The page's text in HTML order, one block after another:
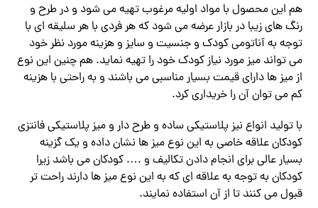
هم این محصول با مواد اولیه مرغوب تهیه می شود و در طرح و
رنگ های زیبا در بازار عرضه می شود که هر فردی با هر سلیقه ای با
توجه به آناتومی کودک و جنسیت و سایز و هزینه مورد نظر خود
می تواند میز مورد نیاز کودک خود را تهیه نماید. هم چنین این نوع
از میز ها دارای قیمت بسیار مناسبی می باشند و به راحتی با هزینه
کم می توان آن را خریداری کرد.
با تولید انواع نیز پلاستیکی ساده و طرح دار و میز پلاستیکی فانتزی
کودکان علاقه خاصی به این نوع میز ها نشان داده و یک گزینه
بسیار عالی برای انجام دادن تکالیف و …. کودکان می باشد زیرا
کودکان به توجه به علاقه ای که به این نوع میز ها دارند راحت تر
قبول می کنند تا از آن استفاده نمایند.